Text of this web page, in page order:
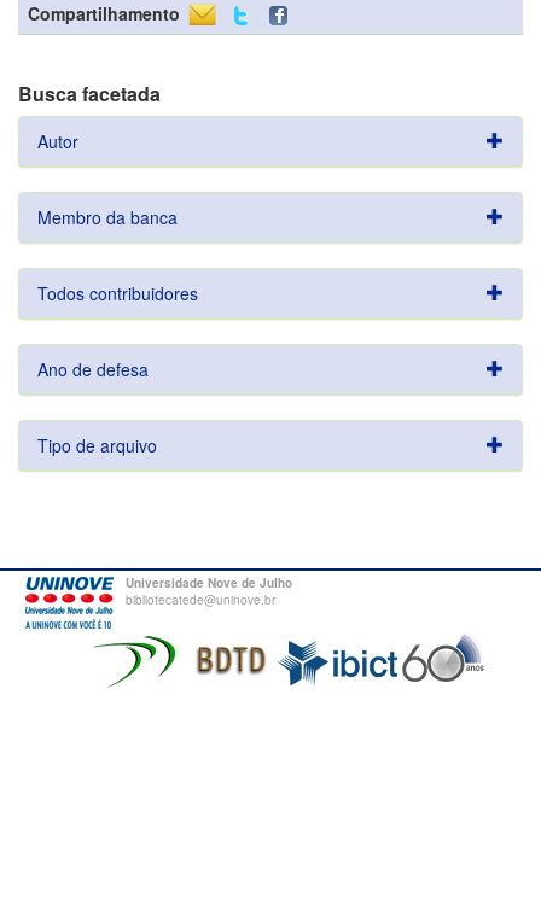
Compartilhamento
Busca facetada
Autor
Membro da banca
Todos contribuidores
Ano de defesa
Tipo de arquivo
Universidade Nove de Julho
bibliotecatede@uninove.br